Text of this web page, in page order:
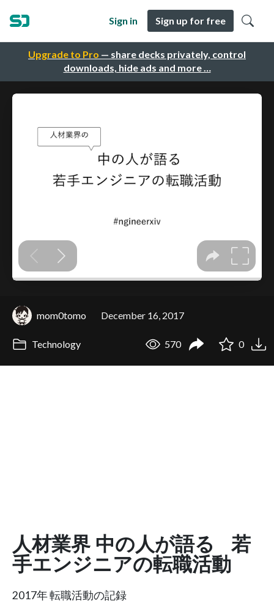
Upgrade to Pro — share decks privately, control
downloads, hide ads and more …
Sign in Sign up for free
mom0tomo December 16, 2017
Technology 570 0
人材業界 中の人が語る 若
手エンジニアの転職活動
2017年 転職活動の記録